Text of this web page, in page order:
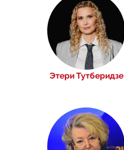
Этери Тутберидзе